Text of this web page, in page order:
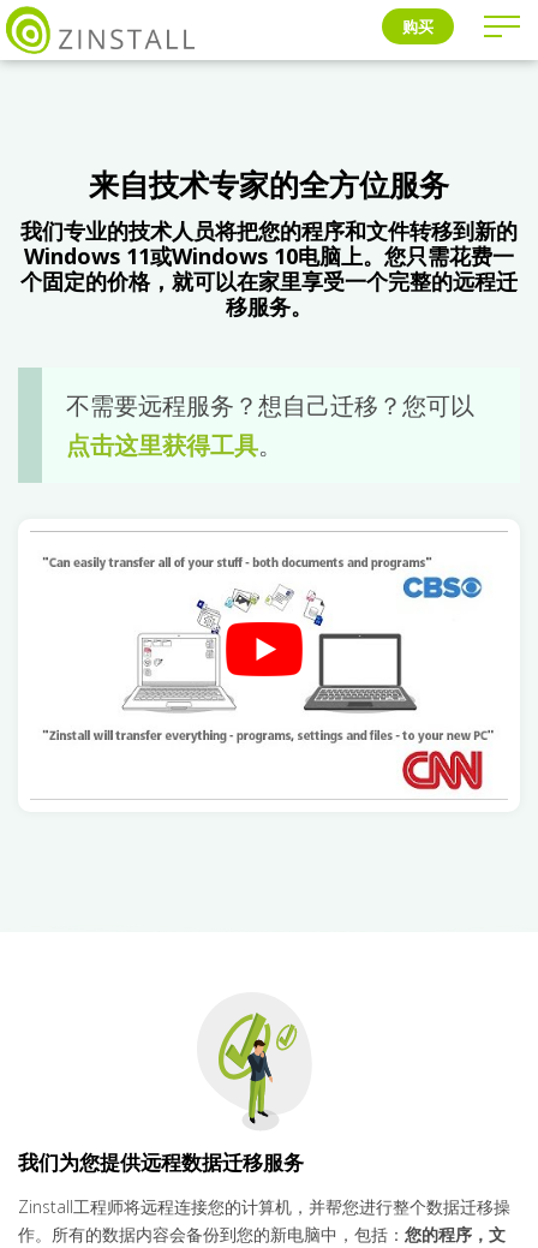
购买
来自技术专家的全方位服务
我们专业的技术人员将把您的程序和文件转移到新的
Windows 11或Windows 10电脑上。您只需花费一
个固定的价格，就可以在家里享受一个完整的远程迁
移服务。
不需要远程服务？想自己迁移？您可以
点击这里获得工具。
我们为您提供远程数据迁移服务
Zinstall工程师将远程连接您的计算机，并帮您进行整个数据迁移操
作。所有的数据内容会备份到您的新电脑中，包括： 您的程序，文